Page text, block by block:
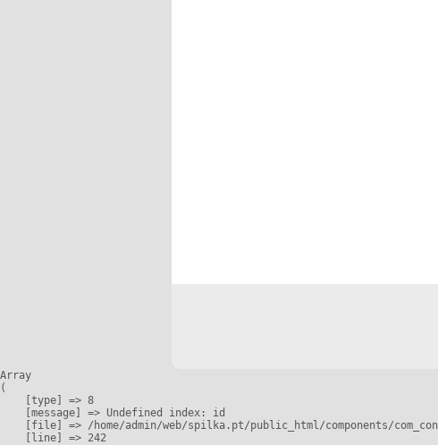
Array
(
    [type] => 8
    [message] => Undefined index: id
[file] => /home/admin/web/spilka.pt/public_html/components/
    [line] => 242